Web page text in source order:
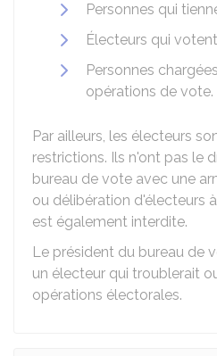
Personnes qui
Électeurs qui
Personnes
opérations de vote.
Par ailleurs, les électeurs
restrictions. Ils n'ont pas le
bureau de vote avec une
ou délibération d'électeurs
est également interdite.
Le président du bureau de
un électeur qui troublerait
opérations électorales.